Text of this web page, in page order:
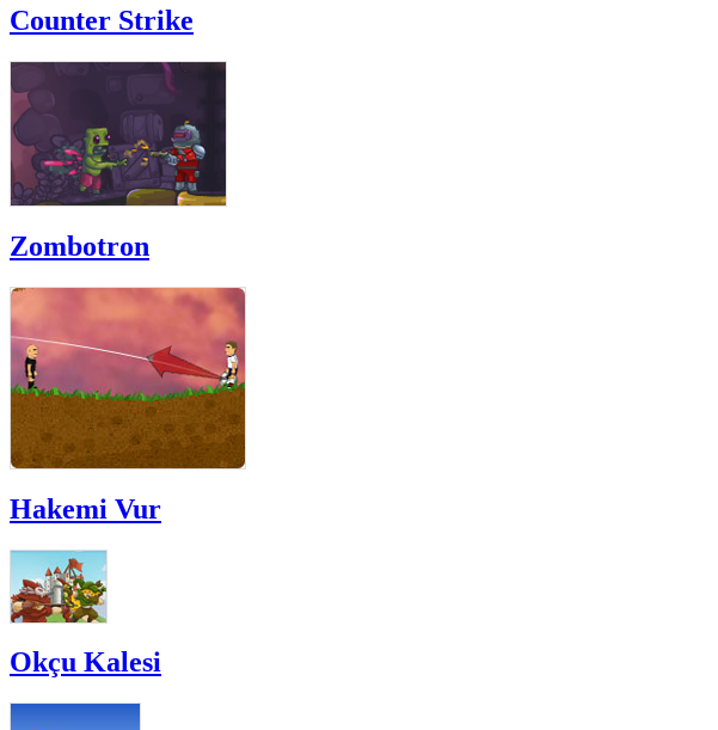
Counter Strike
Zombotron
Hakemi Vur
Okçu Kalesi